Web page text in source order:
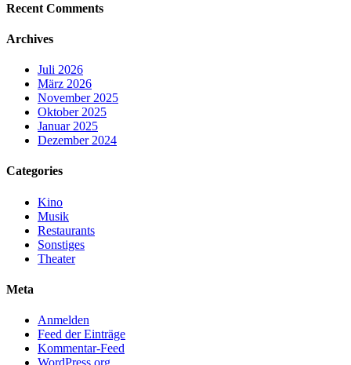
Recent Comments
Archives
Juli 2026
März 2026
November 2025
Oktober 2025
Januar 2025
Dezember 2024
Categories
Kino
Musik
Restaurants
Sonstiges
Theater
Meta
Anmelden
Feed der Einträge
Kommentar-Feed